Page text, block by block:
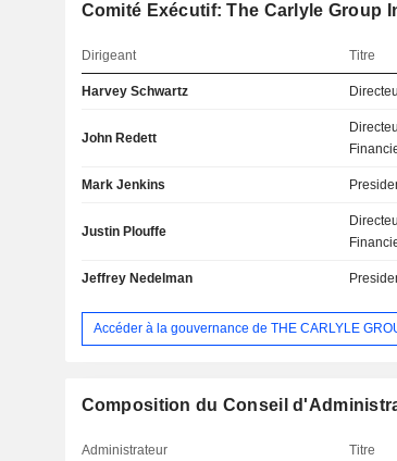
Comité Exécutif: The Carlyle Group
Dirigeant Titre
Harvey Schwartz
John Redett
Mark Jenkins
Justin Plouffe
Jeffrey Nedelman
Accéder à la gouvernance de THE CARLYLE
Composition du Conseil
Administrateur Titre